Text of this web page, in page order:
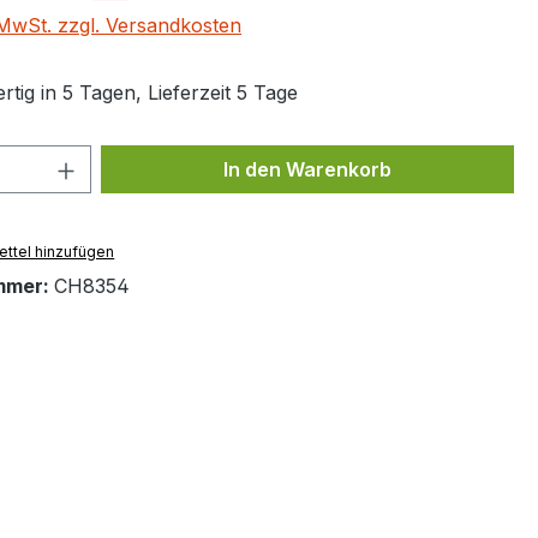
zzgl. Versandkosten
in 5 Tagen, Lieferzeit 5 Tage
Anzahl: Gib den gewünschten Wert
In den Warenkorb
hinzufügen
CH8354